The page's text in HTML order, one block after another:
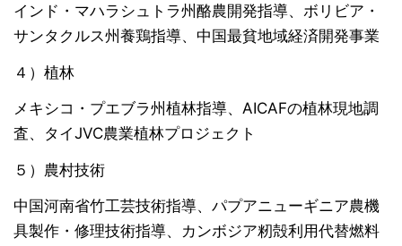
インド・マハラシュトラ州酪農開発指導、ボリビア・
サンタクルス州養鶏指導、中国最貧地域経済開発事業
４）植林
メキシコ・プエブラ州植林指導、AICAFの植林現地調
査、タイJVC農業植林プロジェクト
５）農村技術
中国河南省竹工芸技術指導、パプアニューギニア農機
具製作・修理技術指導、カンボジア籾殻利用代替燃料